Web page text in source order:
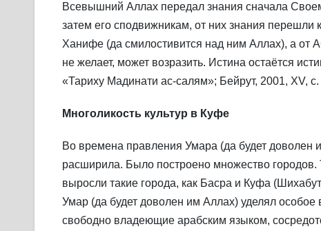
Всевышний Аллах передал знания сначала
затем его сподвижникам, от них знания перешли
Ханифе (да смилостивится над ним Аллах), а от
не желает, может возразить. Истина остаётся
«Тариху Мадинати ас-салям»; Бейрут, 2001, XV,
Многоликость культур в Куфе
Во времена правления Умара (да будет доволен
расширила. Было построено множество
выросли такие города, как Басра и Куфа
Умар (да будет доволен им Аллах) уделял
свободно владеющие арабским языком,